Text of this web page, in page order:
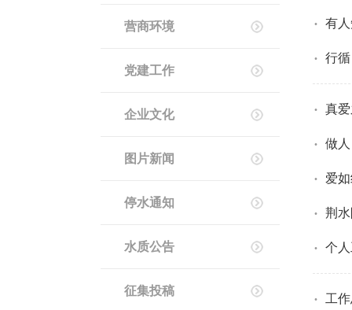
· 有
· 行
· 真
· 做
· 爱
· 荆
· 个
· 工
营商环境
党建工作
企业文化
图片新闻
停水通知
水质公告
征集投稿